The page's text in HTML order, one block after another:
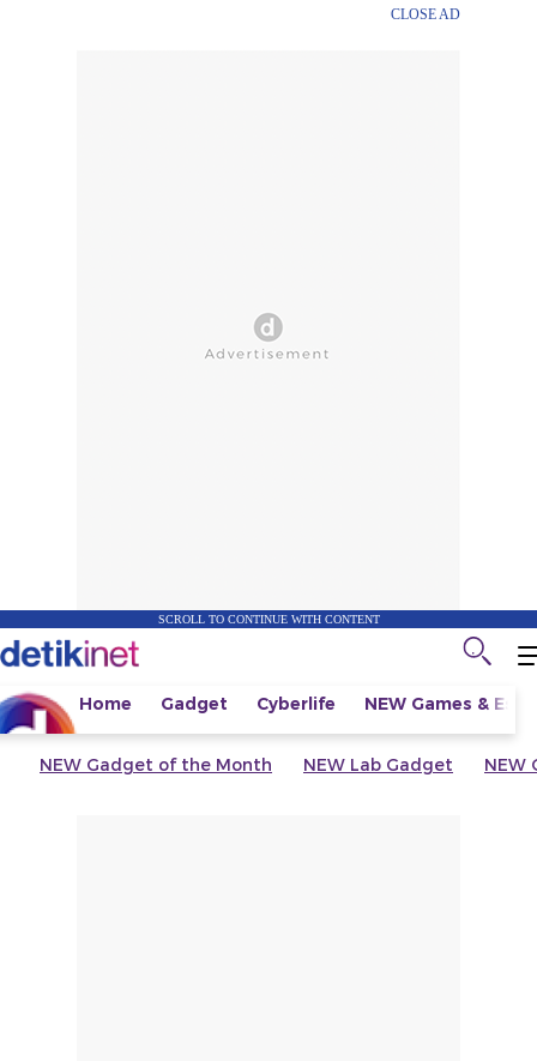
CLOSE AD
SCROLL TO CONTINUE WITH CONTENT
Home Gadget Cyberlife NEW Games &
NEW Gadget of the Month NEW Lab Gadget NEW